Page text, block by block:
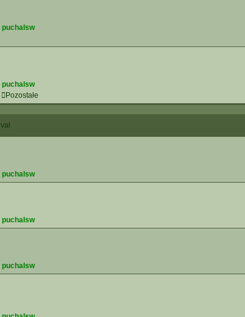
puchalsw
puchalsw
Pozostałe
puchalsw
puchalsw
puchalsw